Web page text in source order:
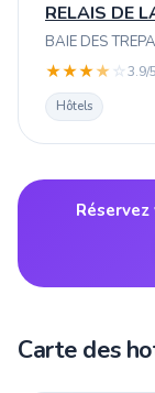
RELAIS DE
BAIE DES
★★★★ ☆3.9/5
Hôtels
Carte des